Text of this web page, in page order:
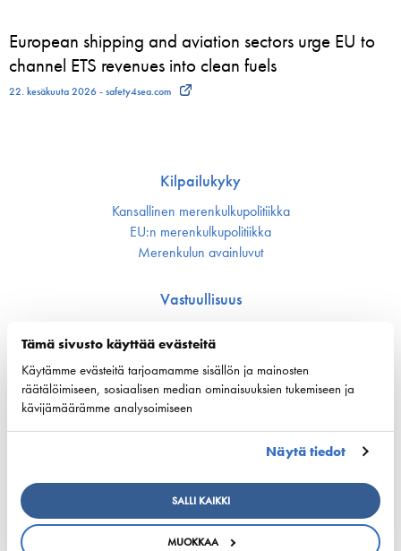
Tämä sivusto käyttää evästeitä
Käytämme evästeitä tarjoamamme sisällön ja mainosten
räätälöimiseen, sosiaalisen median ominaisuuksien tukemiseen ja
kävijämäärämme analysoimiseen
Näytä tiedot
SALLI KAIKKI
MUOKKAA
European shipping and aviation sectors urge EU to
channel ETS revenues into clean fuels
22. kesäkuuta 2026 - safety4sea.com
Kilpailukyky
Kansallinen merenkulku­politiikka
EU:n merenkulku­politiikka
Merenkulun avainluvut
Vastuullisuus
Ympäristö ja ilmasto
Varustamot panostavat uuteen teknologiaan ja
ympäristöystävällisiin ratkaisuihin uusissa aluksissa
Työmarkkinat ja osaaminen
Työmarkkina-asiat
Miehitys ja pätevyys­asiat
Koulutus ja osaaminen
Suomen Varustamoiden Yrityskylä